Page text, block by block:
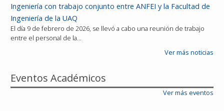
Ingeniería con trabajo conjunto entre ANFEI y la Facultad de
Ingeniería de la UAQ
El día 9 de febrero de 2026, se llevó a cabo una reunión de trabajo
entre el personal de la…
Ver más noticias
Eventos Académicos
Ver más eventos